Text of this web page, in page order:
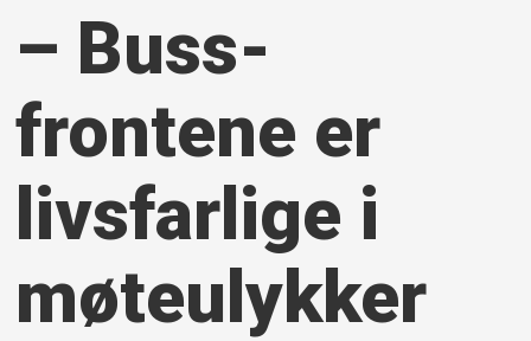
– Buss­
frontene er
livsfarlige i
møteulykker